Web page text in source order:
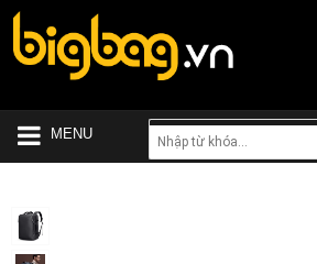
MENU